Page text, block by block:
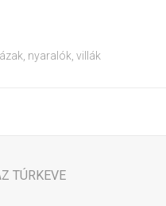
nyaralók, villák
TÚRKEVE